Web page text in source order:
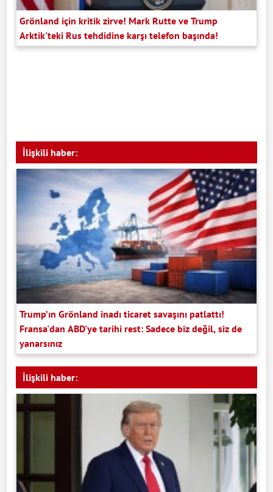
Grönland için kritik zirve! Mark Rutte ve Trump
Arktik'teki Rus tehdidine karşı telefon başında!
İlişkili haber:
Trump’ın Grönland inadı ticaret savaşını patlattı!
Fransa'dan ABD'ye tarihi rest: Sadece biz değil, siz de
yanarsınız
İlişkili haber: